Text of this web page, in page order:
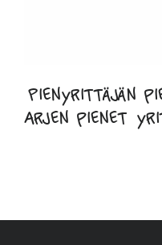
Pienyrittäjän
arjen pienet